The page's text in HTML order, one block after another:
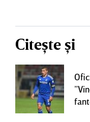
Citește și